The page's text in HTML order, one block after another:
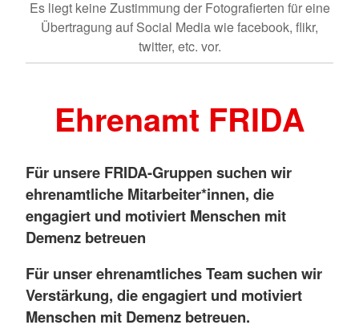
Es liegt keine Zustimmung der Fotografierten für eine
Übertragung auf Social Media wie facebook, flikr,
twitter, etc. vor.
Ehrenamt FRIDA
Für unsere FRIDA-Gruppen suchen wir
ehrenamtliche Mitarbeiter*innen, die
engagiert und motiviert Menschen mit
Demenz betreuen
Für unser ehrenamtliches Team suchen wir
Verstärkung, die engagiert und motiviert
Menschen mit Demenz betreuen.